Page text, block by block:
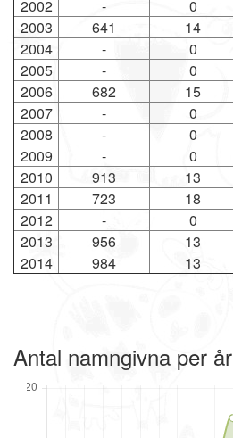
2002
-
0
2003
641
14
2004
-
0
2005
-
0
2006
682
15
2007
-
0
2008
-
0
2009
-
0
2010
913
13
2011
723
18
2012
-
0
2013
956
13
2014
984 13
Antal namngivna per år